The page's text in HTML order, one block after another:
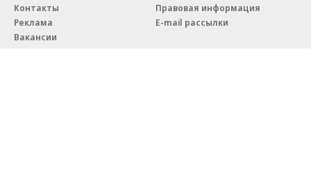
Контакты
Реклама
Вакансии
Правовая информация
E-mail рассылки